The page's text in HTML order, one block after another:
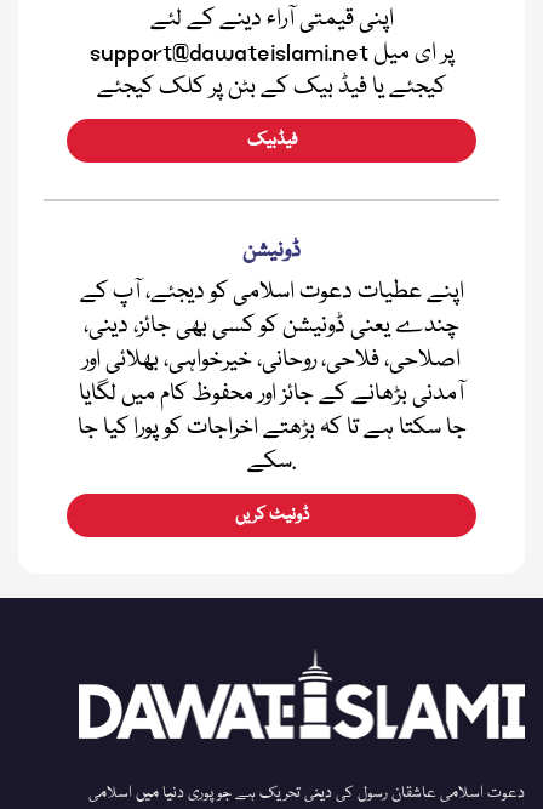
اپنی قیمتی آراء دینے کے لئے
support@dawateislami.net پر ای میل
کیجئے یا فیڈ بیک کے بٹن پر کلک کیجئے
فیڈبیک
ڈونیشن
اپنے عطیات دعوت اسلامی کو دیجئے، آپ کے
چندے یعنی ڈونیشن کو کسی بھی جائز، دینی،
اصلاحی، فلاحی، روحانی، خیرخواہی، بھلائی اور
آمدنی بڑھانے کے جائز اور محفوظ کام میں لگایا
جا سکتا ہے تا کہ بڑھتے اخراجات کو پورا کیا جا
سکے.
ڈونیٹ کریں
دعوت اسلامی عاشقان رسول کی دینی تحریک ہے جو پوری دنیا میں اسلامی